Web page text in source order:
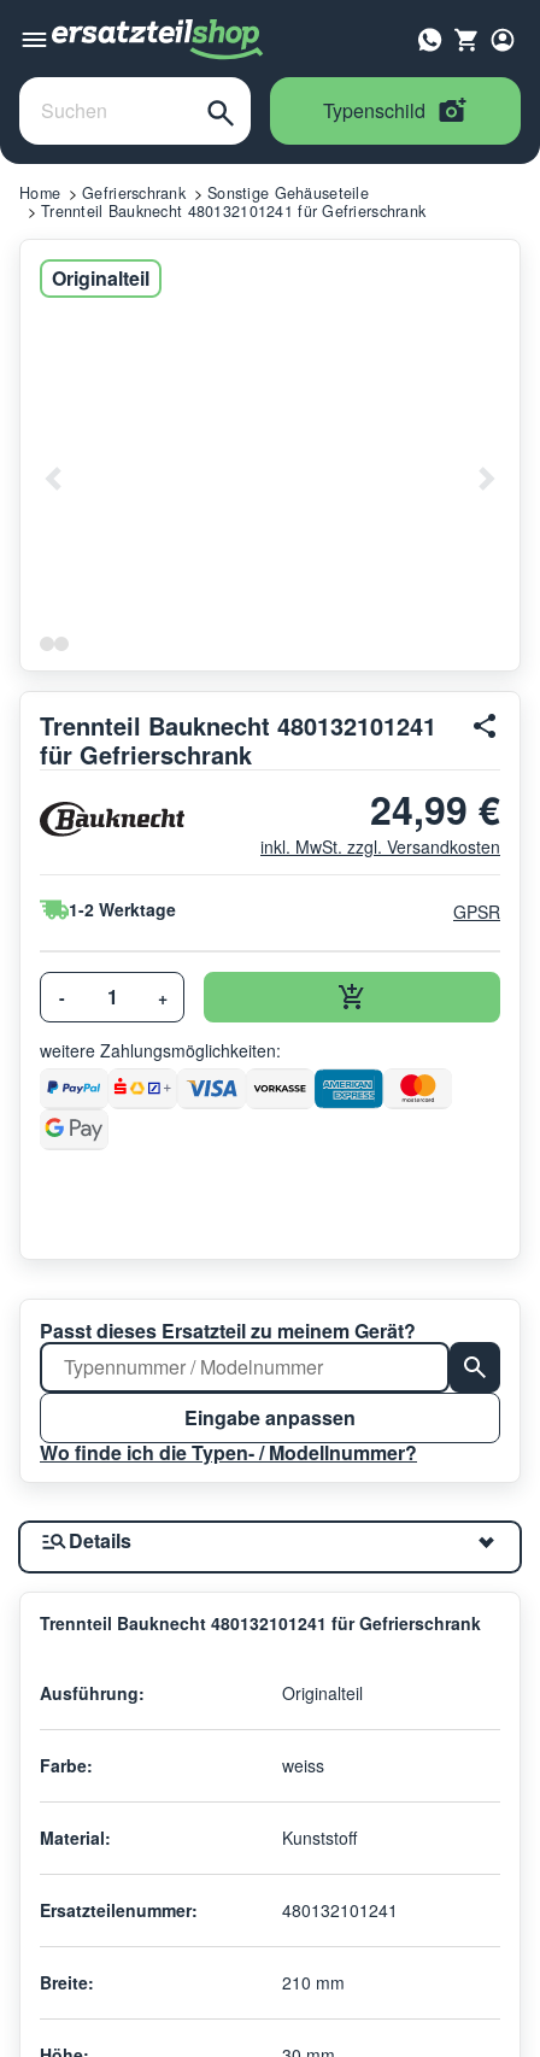
Typenschild
Home Gefrierschrank
Sonstige Gehäuseteile
Trennteil Bauknecht 480132101241 für Gefrierschrank
Originalteil
Trennteil Bauknecht 480132101241
für Gefrierschrank
24,99 €
inkl. MwSt. zzgl. Versandkosten
1-2 Werktage GPSR
- +
weitere Zahlungsmöglichkeiten:
Passt dieses Ersatzteil zu meinem Gerät?
Eingabe anpassen
Wo finde ich die Typen- / Modellnummer?
Details
Trennteil Bauknecht 480132101241 für Gefrierschrank
Ausführung: Originalteil
Farbe: weiss
Material: Kunststoff
Ersatzteilenummer: 480132101241
Breite: 210 mm